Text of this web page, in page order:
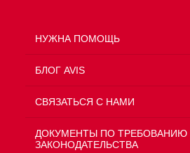
НУЖНА ПОМОЩЬ
БЛОГ AVIS
СВЯЗАТЬСЯ С НАМИ
ДОКУМЕНТЫ ПО ТРЕБОВАНИЮ
ЗАКОНОДАТЕЛЬСТВА